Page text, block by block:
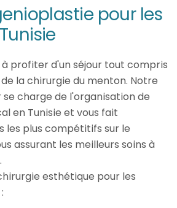
pour les
à profiter d'un séjour tout compris
la chirurgie du menton. Notre
se charge de l'organisation de
en Tunisie et vous fait
les plus compétitifs sur le
assurant les meilleurs soins à
esthétique pour les